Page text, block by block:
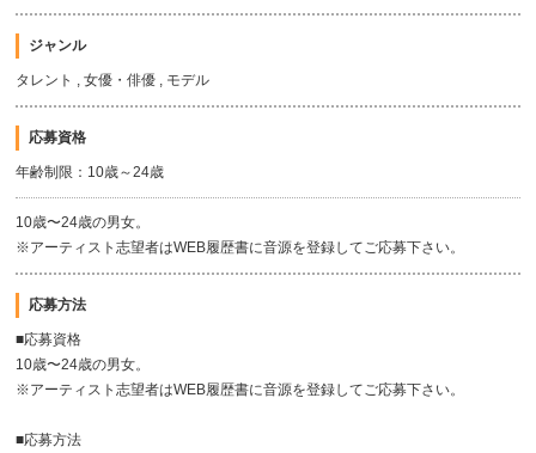
ジャンル
タレント , 女優・俳優 , モデル
応募資格
年齢制限：10歳～24歳
10歳〜24歳の男女。
※アーティスト志望者はWEB履歴書に音源を登録してご応募下さい。
応募方法
■応募資格
10歳〜24歳の男女。
※アーティスト志望者はWEB履歴書に音源を登録してご応募下さい。
■応募方法